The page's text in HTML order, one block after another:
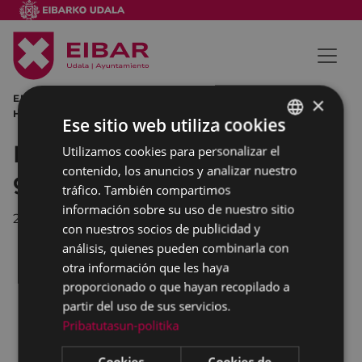
EIBAR AYUNTAMIENTO DE EIBAR MIGUEL DE LOS TOYOS
HOMENAJE NIÑOS DE LA GUERRA
Homenaje a los niños de la
guerra en Eibar.
27/12/2012
BASQUE
SPANISH
×
Ese sitio web utiliza cookies
Utilizamos cookies para personalizar el
contenido, los anuncios y analizar nuestro
tráfico. También compartimos
información sobre su uso de nuestro sitio
con nuestros socios de publicidad y
análisis, quienes pueden combinarla con
otra información que les haya
proporcionado o que hayan recopilado a
partir del uso de sus servicios.
Pribatutasun-politika